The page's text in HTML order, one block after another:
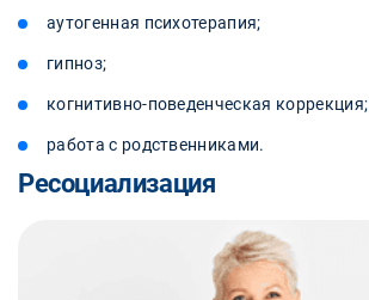
аутогенная психотерапия;
гипноз;
когнитивно-поведенческая коррекция;
работа с родственниками.
Ресоциализация